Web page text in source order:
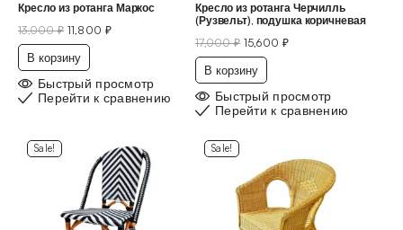
Кресло из ротанга Маркос
13,000₽ 11,800 ₽
В корзину
Быстрый просмотр
Перейти к сравнению
Кресло из ротанга Черчилль
(Рузвельт), подушка коричневая
17,000₽ 15,600 ₽
В корзину
Быстрый просмотр
Перейти к сравнению
Sale! Sale!